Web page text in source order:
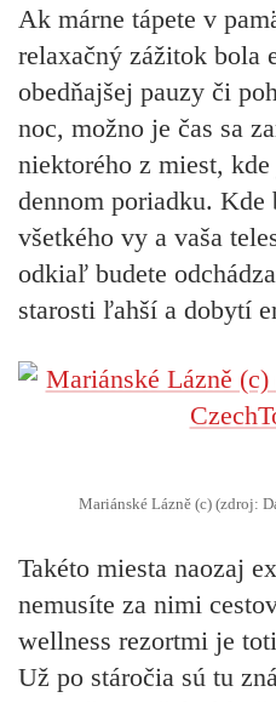
Ak márne tápete v
relaxačný zážitok bola
obedňajšej pauzy či
noc, možno je čas sa
niektorého z miest, kde
dennom poriadku. Kde
všetkého vy a vaša
odkiaľ budete
starosti ľahší a dobytí
Mariánské Lázně (c) (zdroj:
Takéto miesta naozaj
nemusíte za nimi
wellness rezortmi je
Už po stáročia sú tu